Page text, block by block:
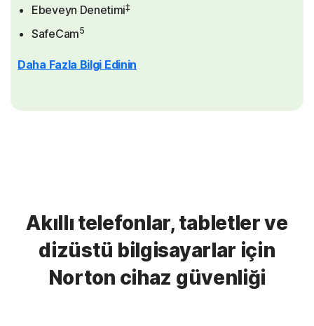
Ebeveyn Denetimi‡
SafeCam5
Daha Fazla Bilgi Edinin
Akıllı telefonlar, tabletler ve
dizüstü bilgisayarlar için
Norton cihaz güvenliği